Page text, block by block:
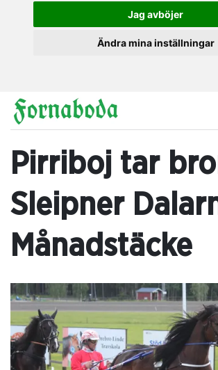
Jag avböjer
Ändra mina inställningar
Pirriboj tar
Sleipner
Månadstäcke